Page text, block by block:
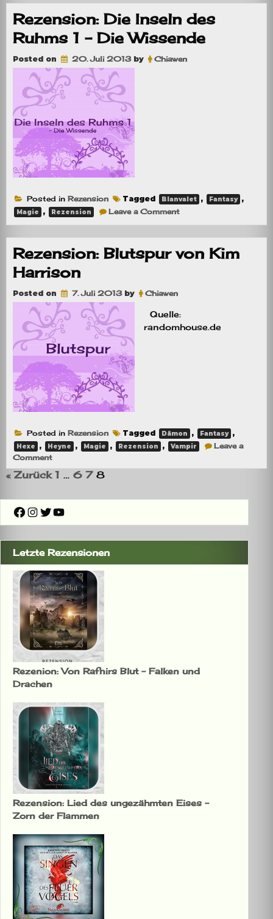
Inseln
des
Ruhms
–
Heiler
Rezension: Die Inseln des
Ruhms 1 – Die Wissende
Posted on 20. Juli 2013by Chiawen
Posted in Rezension Tagged Blanvalet , Fantasy ,
Magie , Rezension Leave a Commenton
Inseln
Ruhms
Rezension: Blutspur von Kim
Harrison
Posted on 7. Juli 2013by Chiawen
Quelle:
randomhouse.de
Posted in Rezension Tagged Dämon , Fantasy ,
Hexe , Heyne , Magie , Rezension , Vampir
Leave a
Commenton
Blutspur
Harrison
« Zurück 1 … 6 7 8
Facebook
Instagram
Twitter
YouTube
Letzte Rezensionen
Rezenion: Von Rafnirs Blut – Falken und
Drachen
Rezension: Lied des ungezähmten Eises –
Zorn der Flammen